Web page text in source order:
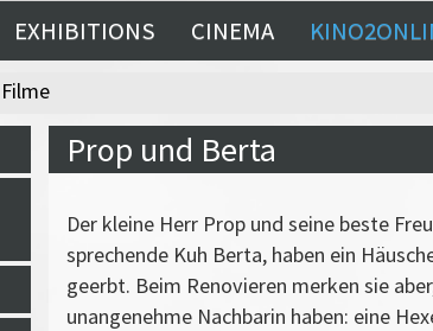
EXHIBITIONS CINEMA
Filme
Prop und Berta
Der kleine Herr Prop und seine beste
sprechende Kuh Berta, haben ein
geerbt. Beim Renovieren merken sie
unangenehme Nachbarin haben: eine